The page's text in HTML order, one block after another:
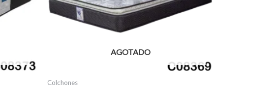
AGOTADO
Colchones